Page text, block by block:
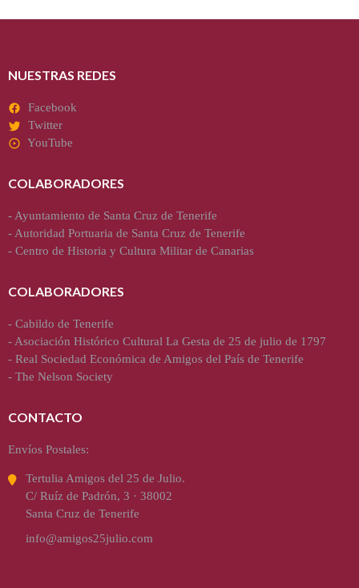
NUESTRAS REDES
Facebook
Twitter
YouTube
COLABORADORES
- Ayuntamiento de Santa Cruz de Tenerife
- Autoridad Portuaria de Santa Cruz de Tenerife
- Centro de Historia y Cultura Militar de Canarias
COLABORADORES
- Cabildo de Tenerife
- Asociación Histórico Cultural La Gesta de 25 de julio de 1797
- Real Sociedad Económica de Amigos del País de Tenerife
- The Nelson Society
CONTACTO
Envíos Postales:
Tertulia Amigos del 25 de Julio.
C/ Ruíz de Padrón, 3 · 38002
Santa Cruz de Tenerife
info@amigos25julio.com